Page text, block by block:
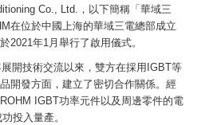
Co., Ltd.，以下簡稱「華域三
在位於中國上海的華域三電總部成立
2021年1月舉行了啟用儀式。
開技術交流以來，雙方在採用IGBT等
開發方面，建立了密切合作關係。經
IGBT功率元件以及周邊零件的電
投入量產。